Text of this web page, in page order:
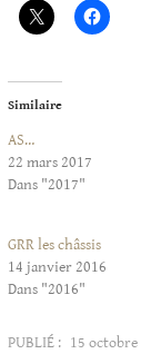
Similaire
AS…
22 mars 2017
Dans "2017"
GRR les châssis
14 janvier 2016
Dans "2016"
PUBLIÉ : 15 octobre